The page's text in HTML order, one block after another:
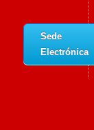
Sede
Electrónica